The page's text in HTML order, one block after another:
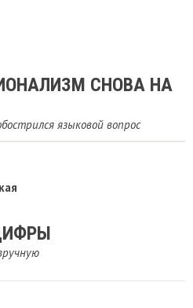
СНОВА НА
языковой вопрос